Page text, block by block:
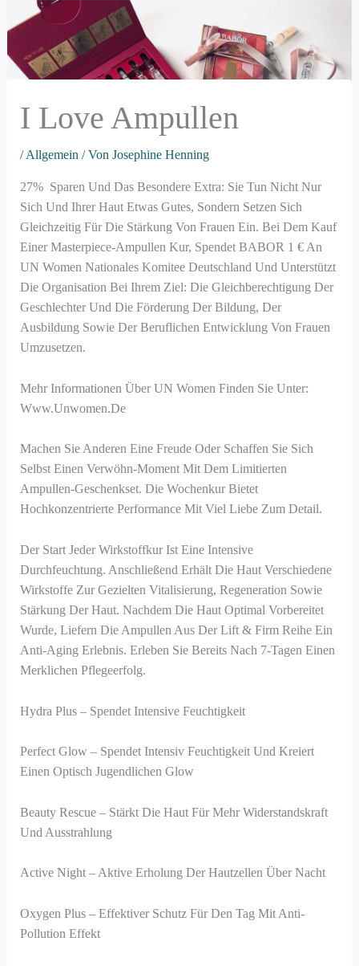
I Love Ampullen
/Allgemein / Von Josephine Henning
27% Sparen Und Das Besondere Extra: Sie Tun Nicht Nur
Sich Und Ihrer Haut Etwas Gutes, Sondern Setzen Sich
Gleichzeitig Für Die Stärkung Von Frauen Ein. Bei Dem Kauf
Einer Masterpiece-Ampullen Kur, Spendet BABOR 1 € An
UN Women Nationales Komitee Deutschland Und Unterstützt
Die Organisation Bei Ihrem Ziel: Die Gleichberechtigung Der
Geschlechter Und Die Förderung Der Bildung, Der
Ausbildung Sowie Der Beruflichen Entwicklung Von Frauen
Umzusetzen.
Mehr Informationen Über UN Women Finden Sie Unter:
Www.unwomen.de
Machen Sie Anderen Eine Freude Oder Schaffen Sie Sich
Selbst Einen Verwöhn-Moment Mit Dem Limitierten
Ampullen-Geschenkset. Die Wochenkur Bietet
Hochkonzentrierte Performance Mit Viel Liebe Zum Detail.
Der Start Jeder Wirkstoffkur Ist Eine Intensive
Durchfeuchtung. Anschließend Erhält Die Haut Verschiedene
Wirkstoffe Zur Gezielten Vitalisierung, Regeneration Sowie
Stärkung Der Haut. Nachdem Die Haut Optimal Vorbereitet
Wurde, Liefern Die Ampullen Aus Der Lift & Firm Reihe Ein
Anti-Aging Erlebnis. Erleben Sie Bereits Nach 7-Tagen Einen
Merklichen Pflegeerfolg.
Hydra Plus – Spendet Intensive Feuchtigkeit
Perfect Glow – Spendet Intensiv Feuchtigkeit Und Kreiert
Einen Optisch Jugendlichen Glow
Beauty Rescue – Stärkt Die Haut Für Mehr Widerstandskraft
Und Ausstrahlung
Active Night – Aktive Erholung Der Hautzellen Über Nacht
Oxygen Plus – Effektiver Schutz Für Den Tag Mit Anti-
Pollution Effekt